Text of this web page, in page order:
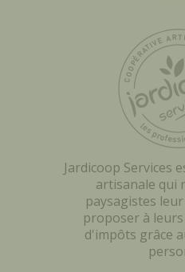
Jardicoop Services
artisanale qui
paysagistes
proposer à
d'impôts grâce